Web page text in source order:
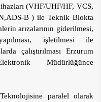
(VHF/UHF/HF, VCS,
B ) ile Teknik Blokta
arızalarının giderilmesi,
işletilmesi ile
çalıştırılması Erzurum
Müdürlüğünce
paralel olarak